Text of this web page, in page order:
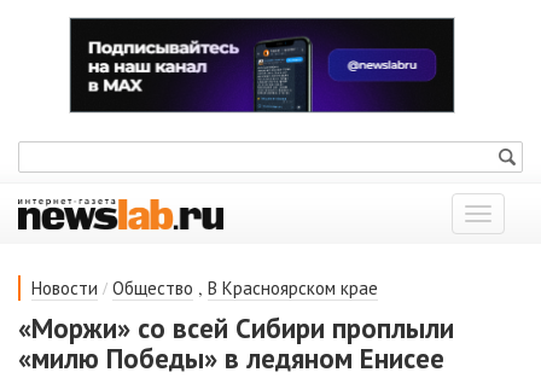
Показать
меню
Новости / Общество , В Красноярском крае
«Моржи» со всей Сибири проплыли
«милю Победы» в ледяном Енисее